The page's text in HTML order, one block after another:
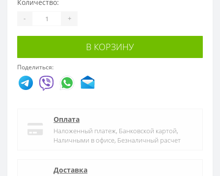
Количество:
- +
В КОРЗИНУ
Поделиться:
Оплата
Наложенный платеж, Банковской картой,
Наличными в офисе, Безналичный расчет
Доставка